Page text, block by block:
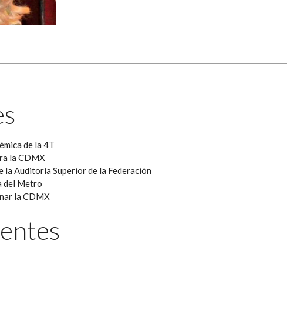
de la 4T
la CDMX
la Auditoría Superior de la Federación
del Metro
la CDMX